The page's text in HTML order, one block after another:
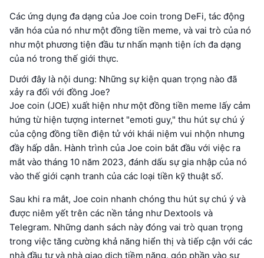
Các ứng dụng đa dạng của Joe coin trong DeFi, tác động
văn hóa của nó như một đồng tiền meme, và vai trò của nó
như một phương tiện đầu tư nhấn mạnh tiện ích đa dạng
của nó trong thế giới thực.
Dưới đây là nội dung: Những sự kiện quan trọng nào đã
xảy ra đối với đồng Joe?
Joe coin (JOE) xuất hiện như một đồng tiền meme lấy cảm
hứng từ hiện tượng internet "emoti guy," thu hút sự chú ý
của cộng đồng tiền điện tử với khái niệm vui nhộn nhưng
đầy hấp dẫn. Hành trình của Joe coin bắt đầu với việc ra
mắt vào tháng 10 năm 2023, đánh dấu sự gia nhập của nó
vào thế giới cạnh tranh của các loại tiền kỹ thuật số.
Sau khi ra mắt, Joe coin nhanh chóng thu hút sự chú ý và
được niêm yết trên các nền tảng như Dextools và
Telegram. Những danh sách này đóng vai trò quan trọng
trong việc tăng cường khả năng hiển thị và tiếp cận với các
nhà đầu tư và nhà giao dịch tiềm năng, góp phần vào sự